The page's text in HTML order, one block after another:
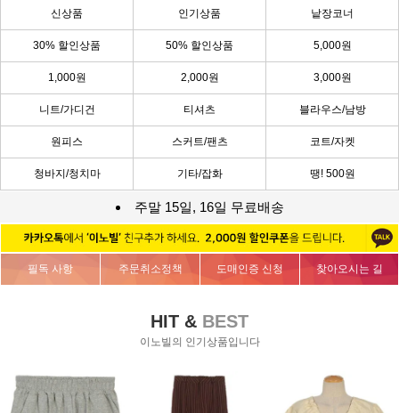
신상품 인기상품 낱장코너
30% 할인상품 50% 할인상품 5,000원
1,000원 2,000원 3,000원
니트/가디건 티셔츠 블라우스/남방
원피스 스커트/팬츠 코트/자켓
청바지/청치마 기타/잡화 땡! 500원
주말 15일, 16일 무료배송
필독 사항 주문취소정책 도매인증 신청 찾아오시는 길
HIT & BEST
이노빌의 인기상품입니다